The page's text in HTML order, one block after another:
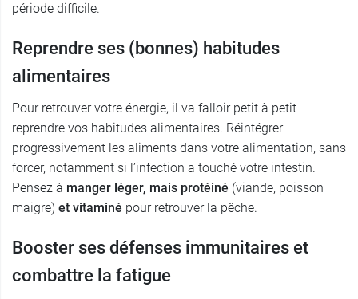
période difficile.
Reprendre ses (bonnes) habitudes
alimentaires
Pour retrouver votre énergie, il va falloir petit à petit
reprendre vos habitudes alimentaires. Réintégrer
progressivement les aliments dans votre alimentation, sans
forcer, notamment si l’infection a touché votre intestin.
Pensez à manger léger, mais protéiné (viande, poisson
maigre) et vitaminé pour retrouver la pêche.
Booster ses défenses immunitaires et
combattre la fatigue